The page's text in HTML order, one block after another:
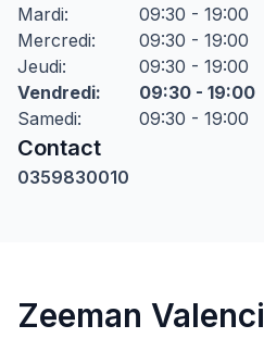
Mardi:
09:30 - 19:00
Mercredi:
09:30 - 19:00
Jeudi:
09:30 - 19:00
Vendredi:
09:30 - 19:00
Samedi: 09:30 - 19:00
Contact
0359830010
Zeeman